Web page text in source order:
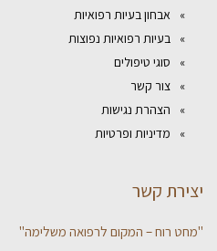
אבחון בעיות רפואיות
בעיות רפואיות נפוצות
סוגי טיפולים
צור קשר
הצהרת נגישות
מדיניות ופרטיות
יצירת קשר
"מחט רוח – המקום לרפואה משלימה"